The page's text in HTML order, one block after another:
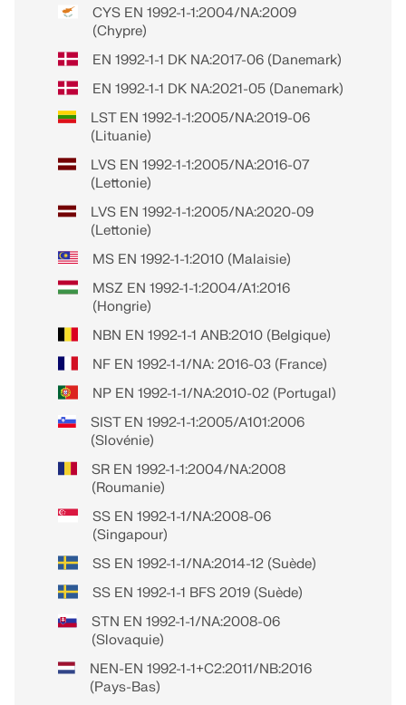
CYS EN 1992-1-1:2004/NA:2009
(Chypre)
EN 1992-1-1 DK NA:2017-06 (Danemark)
EN 1992-1-1 DK NA:2021-05 (Danemark)
LST EN 1992-1-1:2005/NA:2019-06
(Lituanie)
LVS EN 1992-1-1:2005/NA:2016-07
(Lettonie)
LVS EN 1992-1-1:2005/NA:2020-09
(Lettonie)
MS EN 1992-1-1:2010 (Malaisie)
MSZ EN 1992-1-1:2004/A1:2016
(Hongrie)
NBN EN 1992-1-1 ANB:2010 (Belgique)
NF EN 1992-1-1/NA: 2016-03 (France)
NP EN 1992-1-1/NA:2010-02 (Portugal)
SIST EN 1992-1-1:2005/A101:2006
(Slovénie)
SR EN 1992-1-1:2004/NA:2008
(Roumanie)
SS EN 1992-1-1/NA:2008-06
(Singapour)
SS EN 1992-1-1/NA:2014-12 (Suède)
SS EN 1992-1-1 BFS 2019 (Suède)
STN EN 1992-1-1/NA:2008-06
(Slovaquie)
NEN-EN 1992-1-1+C2:2011/NB:2016
(Pays-Bas)